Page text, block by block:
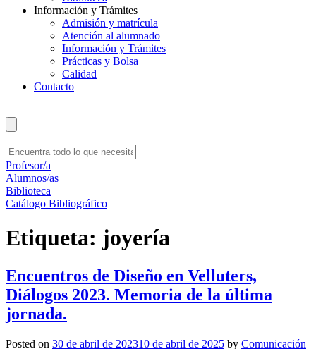
Información y Trámites
Admisión y matrícula
Atención al alumnado
Información y Trámites
Prácticas y Bolsa
Calidad
Contacto
Profesor/a
Alumnos/as
Biblioteca
Catálogo Bibliográfico
Etiqueta: joyería
Encuentros de Diseño en Velluters,
Diálogos 2023. Memoria de la última
jornada.
Posted on 30 de abril de 202310 de abril de 2025 by Comunicación